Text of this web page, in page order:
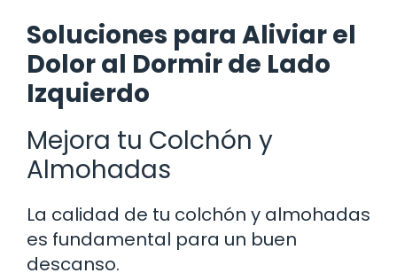
Soluciones para Aliviar el
Dolor al Dormir de Lado
Izquierdo
Mejora tu Colchón y
Almohadas
La calidad de tu colchón y almohadas
es fundamental para un buen
descanso.